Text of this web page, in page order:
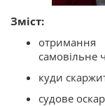
Зміст:
самовільне
куди
судове